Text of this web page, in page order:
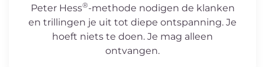
Peter Hess®-methode nodigen de klanken
en trillingen je uit tot diepe ontspanning. Je
hoeft niets te doen. Je mag alleen
ontvangen.